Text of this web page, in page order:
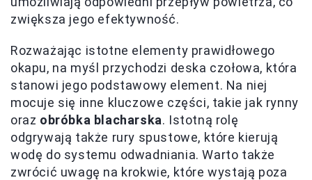
zwiększa jego efektywność.
Rozważając istotne elementy prawidłowego
okapu, na myśl przychodzi deska czołowa, która
stanowi jego podstawowy element. Na niej
mocuje się inne kluczowe części, takie jak rynny
oraz obróbka blacharska. Istotną rolę
odgrywają także rury spustowe, które kierują
wodę do systemu odwadniania. Warto także
zwrócić uwagę na krokwie, które wystają poza